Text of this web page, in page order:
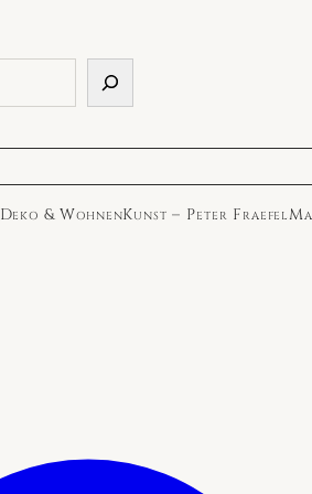
Deko & WohnenKunst – Peter Fraefel